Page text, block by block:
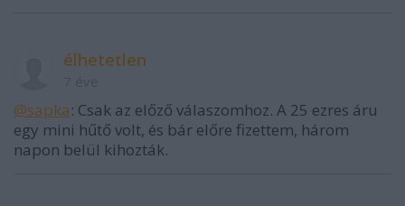
élhetetlen
@sapka: Csak az előző válaszomhoz. A 25 ezres áru
egy mini hűtő volt, és bár előre fizettem, három
napon belül kihozták.